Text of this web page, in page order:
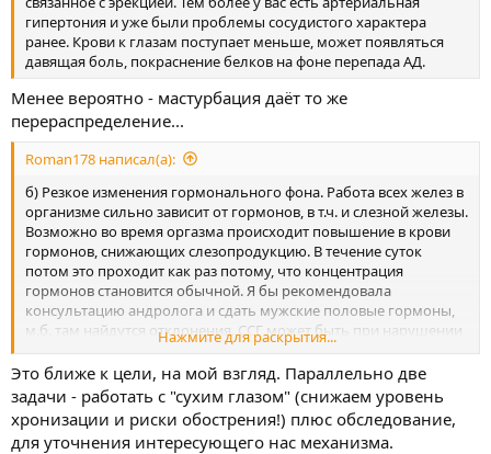
гипертония и уже были проблемы сосудистого характера
ранее. Крови к глазам поступает меньше, может появляться
давящая боль, покраснение белков на фоне перепада АД.
Менее вероятно - мастурбация даёт то же
перераспределение...
Roman178 написал(а):
б) Резкое изменения гормонального фона. Работа всех желез в
организме сильно зависит от гормонов, в т.ч. и слезной железы.
Возможно во время оргазма происходит повышение в крови
гормонов, снижающих слезопродукцию. В течение суток
потом это проходит как раз потому, что концентрация
гормонов становится обычной. Я бы рекомендовала
консультацию андролога и сдать мужские половые гормоны,
м.б. там найдутся отклонения. ССГ может быть при нарушении
обмена веществ, в т.ч. при нарушении гормонального фона в
целом. В любом случае нужны увлажняющие капли, лечение
вам назначенное корректно. Но первопричину ССГ также стоит
попробовать найти: гормоны, биохимия крови, нормализовать
питание, сократить работу за компьютером и гаджеты.
Нажмите для раскрытия...
Это ближе к цели, на мой взгляд. Параллельно две
задачи - работать с "сухим глазом" (снижаем уровень
хронизации и риски обострения!) плюс обследование,
для уточнения интересующего нас механизма.